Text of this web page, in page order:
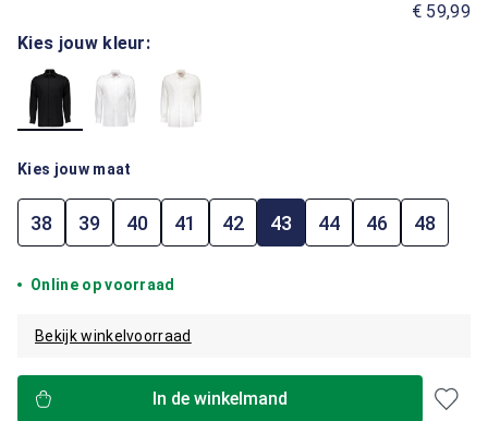
€ 59,99
Kies jouw kleur:
Kies jouw maat
38 39 40 41 42 43 44 46 48
Online op voorraad
Bekijk winkelvoorraad
In de winkelmand